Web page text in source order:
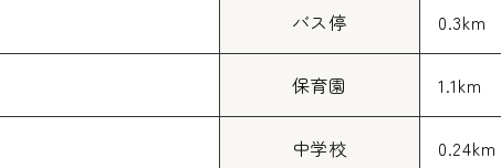
バス停 0.3km
保育園 1.1km
中学校 0.24km